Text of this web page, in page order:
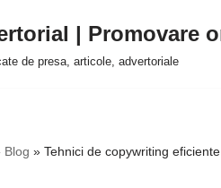
| Promovare
de presa, articole, advertoriale
Blog » Tehnici de copywriting